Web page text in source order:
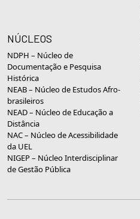
NÚCLEOS
NDPH – Núcleo de
Documentação e Pesquisa
Histórica
NEAB – Núcleo de Estudos Afro-
brasileiros
NEAD – Núcleo de Educação a
Distância
NAC – Núcleo de Acessibilidade
da UEL
NIGEP – Núcleo Interdisciplinar
de Gestão Pública